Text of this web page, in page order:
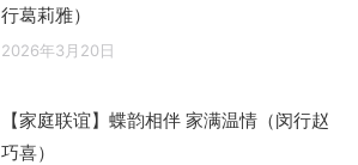
行葛莉雅）
2026年3月20日
【家庭联谊】蝶韵相伴 家满温情（闵行赵
巧喜）